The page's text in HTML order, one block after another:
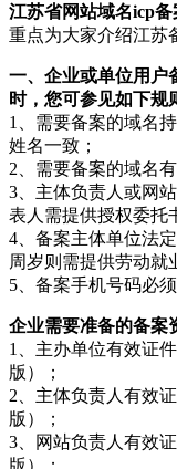
江苏省网站域名icp
重点为大家介绍江苏
一、企业或单位用户
时，您可参见如下规
1、需要备案的域名
姓名一致；
2、需要备案的域名
3、主体负责人或网
表人需提供授权委托
4、备案主体单位法
周岁则需提供劳动就
5、备案手机号码必
企业需要准备的备案
1、主办单位有效证
版）；
2、主体负责人有效
版）；
3、网站负责人有效
版）；